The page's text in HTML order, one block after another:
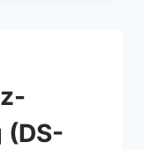
(DS-